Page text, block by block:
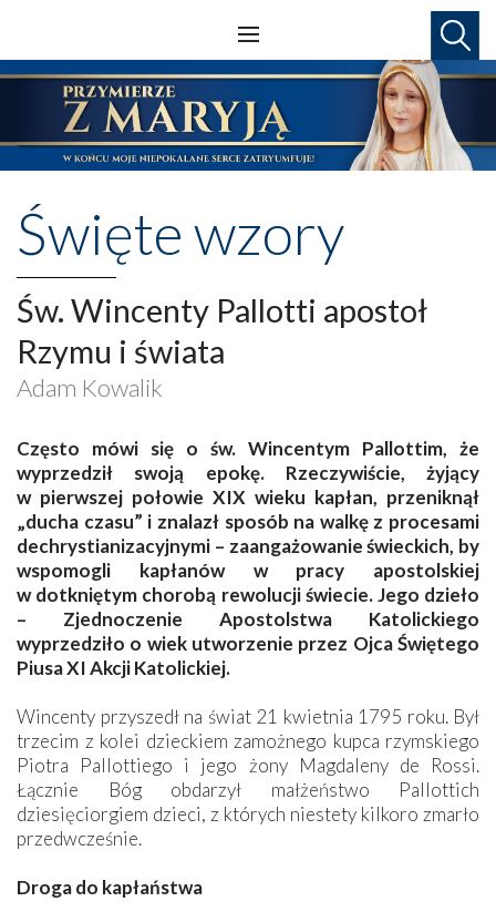
Święte wzory
Św. Wincenty Pallotti apostoł
Rzymu i świata
Adam Kowalik
Często mówi się o św. Wincentym Pallottim, że
wyprzedził swoją epokę. Rzeczywiście, żyjący
w pierwszej połowie XIX wieku kapłan, przeniknął
„ducha czasu” i znalazł sposób na walkę z procesami
dechrystianizacyjnymi – zaangażowanie świeckich, by
wspomogli kapłanów w pracy apostolskiej
w dotkniętym chorobą rewolucji świecie. Jego dzieło
– Zjednoczenie Apostolstwa Katolickiego
wyprzedziło o wiek utworzenie przez Ojca Świętego
Piusa XI Akcji Katolickiej.
Wincenty przyszedł na świat 21 kwietnia 1795 roku. Był
trzecim z kolei dzieckiem zamożnego kupca rzymskiego
Piotra Pallottiego i jego żony Magdaleny de Rossi.
Łącznie Bóg obdarzył małżeństwo Pallottich
dziesięciorgiem dzieci, z których niestety kilkoro zmarło
przedwcześnie.
Droga do kapłaństwa